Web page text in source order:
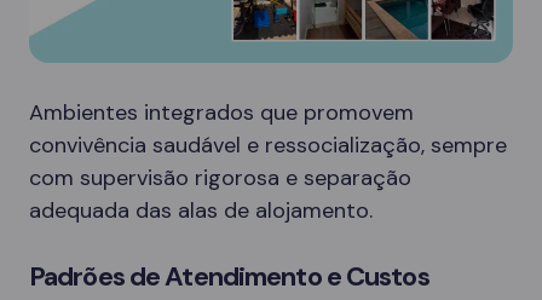
Ambientes integrados que promovem
convivência saudável e ressocialização, sempre
com supervisão rigorosa e separação
adequada das alas de alojamento.
Padrões de Atendimento e Custos